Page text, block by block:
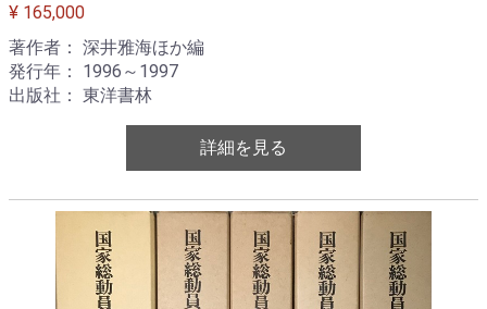
¥ 165,000
著作者： 深井雅海ほか編
発行年： 1996～1997
出版社： 東洋書林
詳細を見る